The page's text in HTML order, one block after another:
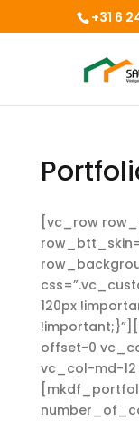
+31 6
[vc_row
120px
offset-0
vc_col-md-